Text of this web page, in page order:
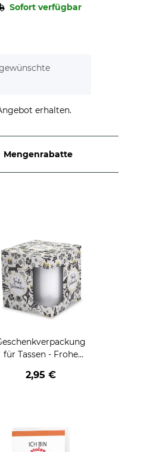
Sofort verfügbar
erhalten.
Mengenrabatte
für Tassen - Frohe
2,95 €